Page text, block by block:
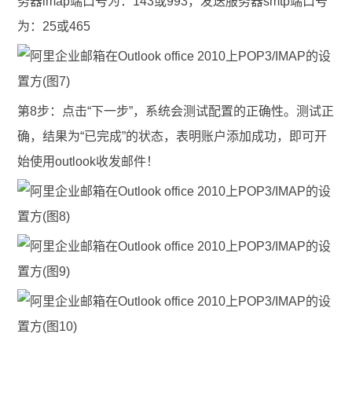
为：25或465
第8步：点击“下一步”，系统会测试配置的正确性。测试正
确，结果为“已完成”的状态，表明账户添加成功，即可开
始使用outlook收发邮件！